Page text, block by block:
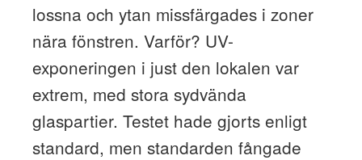
lossna och ytan missfärgades i zoner
nära fönstren. Varför? UV-
exponeringen i just den lokalen var
extrem, med stora sydvända
glaspartier. Testet hade gjorts enligt
standard, men standarden fångade